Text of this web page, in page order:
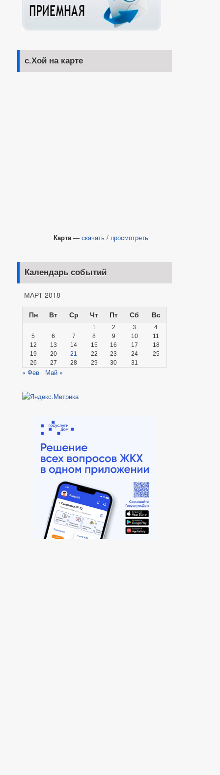
с.Хой на карте
Карта— скачать / просмотреть
Календарь событий
МАРТ 2018
Пн
Вт Ср Чт Пт Сб Вс
1 2 3
4
5
6 7 8 9 10
11
12
13 14 15 16 17
18
19
20 21 22 23 24
25
26
27 28 29 30 31
« Фев Май »